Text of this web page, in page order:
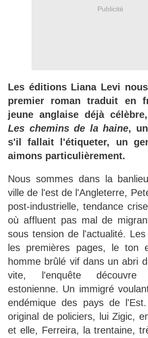
Publicité
Les éditions Liana Levi
premier roman traduit en
jeune anglaise déjà
Les chemins de la haine,
s'il fallait l'étiqueter, un
aimons particulièrement.
Nous sommes dans la
ville de l'est de l'Angleterre,
post-industrielle, tendance
où affluent pas mal de
sous tension de l'actualité.
les premières pages, le ton
homme brûlé vif dans un abri
vite, l'enquête
estonienne. Un immigré
endémique des pays de
original de policiers, lui Zigic,
et elle, Ferreira, la trentaine,